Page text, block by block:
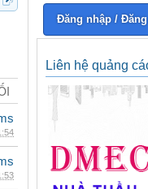
Đăng nhập /
Liên hệ quảng